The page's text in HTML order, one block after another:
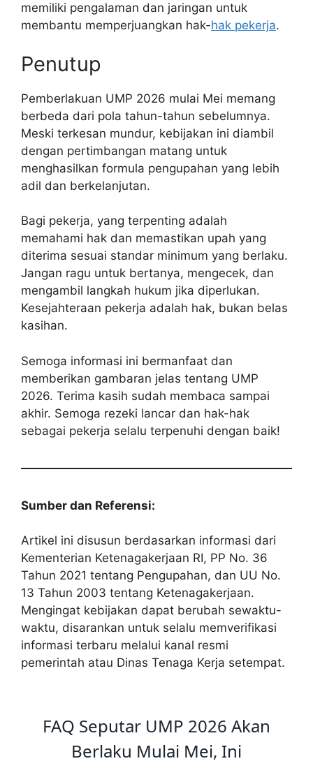
memiliki pengalaman dan jaringan untuk
membantu memperjuangkan hak-hak pekerja.
Penutup
Pemberlakuan UMP 2026 mulai Mei memang
berbeda dari pola tahun-tahun sebelumnya.
Meski terkesan mundur, kebijakan ini diambil
dengan pertimbangan matang untuk
menghasilkan formula pengupahan yang lebih
adil dan berkelanjutan.
Bagi pekerja, yang terpenting adalah
memahami hak dan memastikan upah yang
diterima sesuai standar minimum yang berlaku.
Jangan ragu untuk bertanya, mengecek, dan
mengambil langkah hukum jika diperlukan.
Kesejahteraan pekerja adalah hak, bukan belas
kasihan.
Semoga informasi ini bermanfaat dan
memberikan gambaran jelas tentang UMP
2026. Terima kasih sudah membaca sampai
akhir. Semoga rezeki lancar dan hak-hak
sebagai pekerja selalu terpenuhi dengan baik!
Sumber dan Referensi:
Artikel ini disusun berdasarkan informasi dari
Kementerian Ketenagakerjaan RI, PP No. 36
Tahun 2021 tentang Pengupahan, dan UU No.
13 Tahun 2003 tentang Ketenagakerjaan.
Mengingat kebijakan dapat berubah sewaktu-
waktu, disarankan untuk selalu memverifikasi
informasi terbaru melalui kanal resmi
pemerintah atau Dinas Tenaga Kerja setempat.
FAQ Seputar UMP 2026 Akan
Berlaku Mulai Mei, Ini